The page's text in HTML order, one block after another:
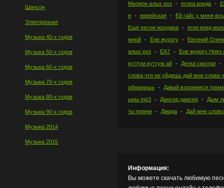
Шансон
Электронная
Музыка 40-х годов
Музыка 50-х годов
Музыка 60-х годов
Музыка 70-х годов
Музыка 80-х годов
Музыка 90-х годов
Музыка 2014
Музыка 2015
Милион алых роз
егора крида
я
еврейская
Ей гайс у меня
Ещё песни жоодара
егор крид
мной
Ене журогу
Евгений
алых роз
ЕА7
Ене журогу Нияз
куттум куттум ай
Детка смотри
слова что не уйдешь дай мне слова
обманишь
Давай взорвемся
ыры mp3
Дансер дансер
Дым
ты помни
Джида Дай мне
Информация:
Вы можете скачать любимую